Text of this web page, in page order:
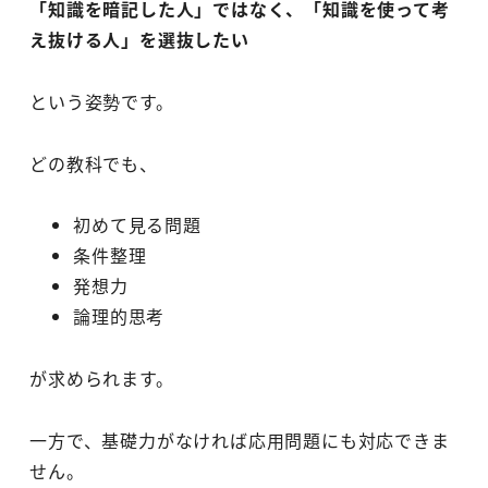
「知識を暗記した人」ではなく、「知識を使って考
え抜ける人」を選抜したい
という姿勢です。
どの教科でも、
初めて見る問題
条件整理
発想力
論理的思考
が求められます。
一方で、基礎力がなければ応用問題にも対応できま
せん。